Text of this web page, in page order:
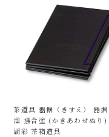
茶道具 器据（きすえ） 器据
溜 掻合塗 (かきあわせぬり)
湖彩 茶箱道具